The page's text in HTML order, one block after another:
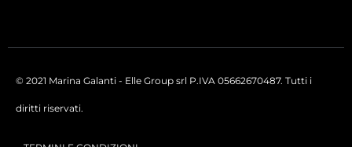
© 2021 Marina Galanti - Elle Group srl P.IVA 05662670487. Tutti i
diritti riservati.